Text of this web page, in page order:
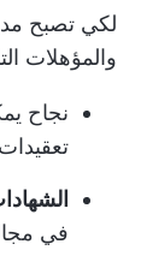
لكي تصبح
والمؤهلات
نجاح
في